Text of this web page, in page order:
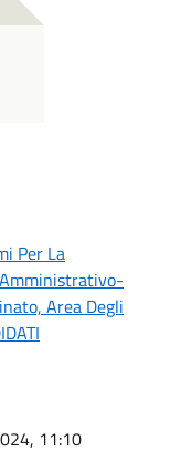
Per La
Area Degli
11:10